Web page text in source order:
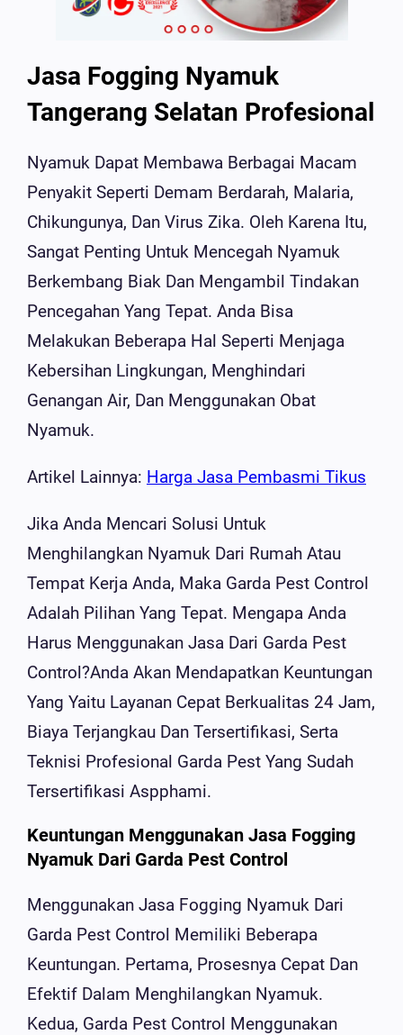
Jasa Fogging Nyamuk
Tangerang Selatan Profesional
Nyamuk Dapat Membawa Berbagai Macam
Penyakit Seperti Demam Berdarah, Malaria,
Chikungunya, Dan Virus Zika. Oleh Karena Itu,
Sangat Penting Untuk Mencegah Nyamuk
Berkembang Biak Dan Mengambil Tindakan
Pencegahan Yang Tepat. Anda Bisa
Melakukan Beberapa Hal Seperti Menjaga
Kebersihan Lingkungan, Menghindari
Genangan Air, Dan Menggunakan Obat
Nyamuk.
Artikel Lainnya: Harga Jasa Pembasmi Tikus
Jika Anda Mencari Solusi Untuk
Menghilangkan Nyamuk Dari Rumah Atau
Tempat Kerja Anda, Maka Garda Pest Control
Adalah Pilihan Yang Tepat. Mengapa Anda
Harus Menggunakan Jasa Dari Garda Pest
Control?Anda Akan Mendapatkan Keuntungan
Yang Yaitu Layanan Cepat Berkualitas 24 Jam,
Biaya Terjangkau Dan Tersertifikasi, Serta
Teknisi Profesional Garda Pest Yang Sudah
Tersertifikasi Aspphami.
Keuntungan Menggunakan Jasa Fogging
Nyamuk Dari Garda Pest Control
Menggunakan Jasa Fogging Nyamuk Dari
Garda Pest Control Memiliki Beberapa
Keuntungan. Pertama, Prosesnya Cepat Dan
Efektif Dalam Menghilangkan Nyamuk.
Kedua, Garda Pest Control Menggunakan